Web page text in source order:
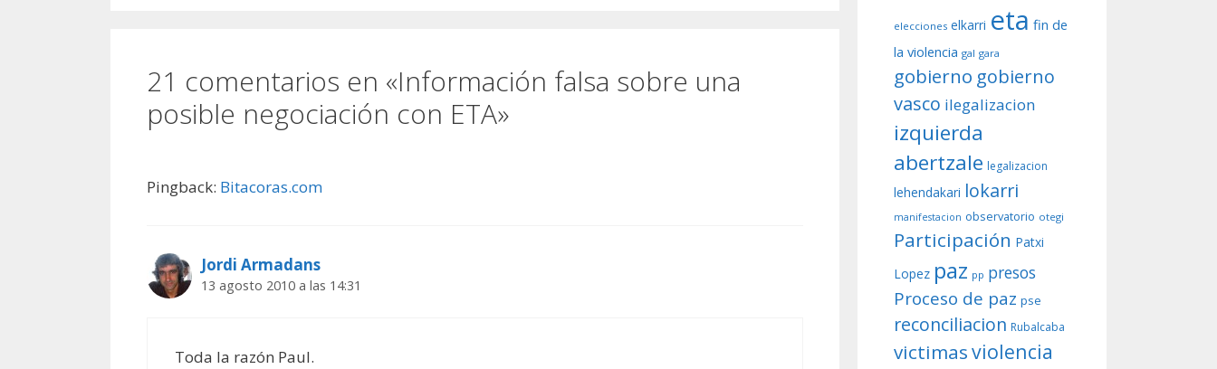
21 comentarios en «Información falsa sobre una
posible negociación con ETA»
Pingback: Bitacoras.com
Jordi Armadans
13 agosto 2010 a las 14:31
Toda la razón Paul.
elecciones elkarri eta fin de
la violencia gal gara
gobierno gobierno
vasco ilegalizacion
izquierda
abertzale legalizacion
lehendakari lokarri
manifestacion observatorio otegi
Participación Patxi
Lopez paz pp presos
Proceso de paz pse
reconciliacion Rubalcaba
victimasviolencia